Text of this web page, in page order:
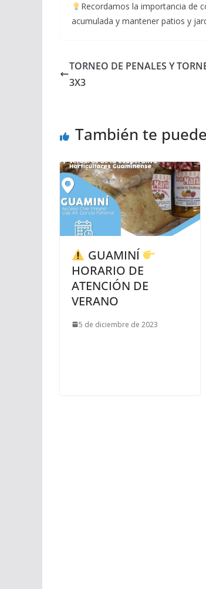
Recordamos la importancia de
acumulada y mantener patios y
TORNEO DE PENALES Y
3X3
También te
GUAMINÍ
HORARIO DE
ATENCIÓN DE
VERANO
5 de diciembre de 2023